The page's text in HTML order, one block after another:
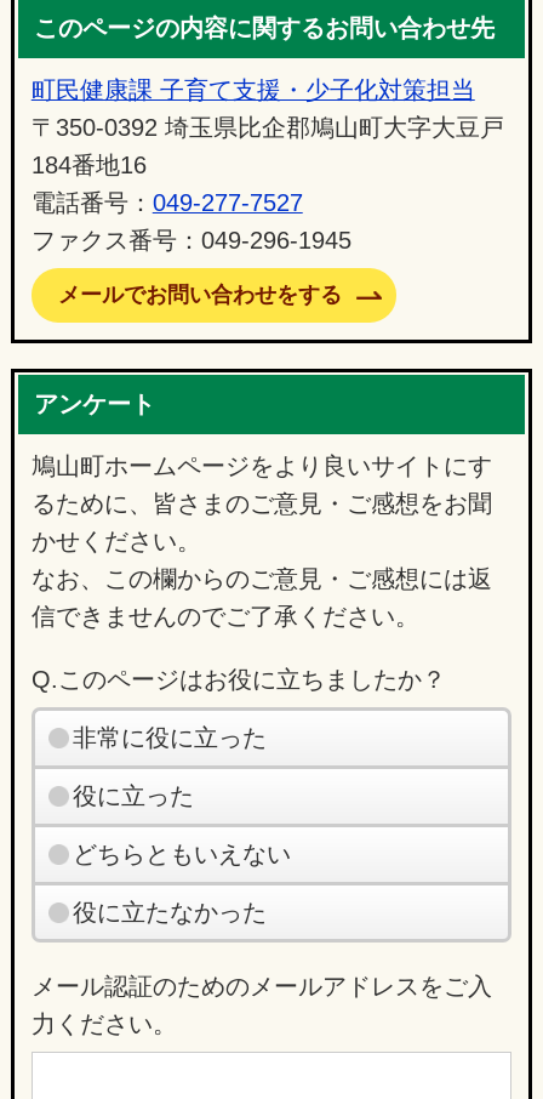
このページの内容に関するお問い合わせ先
町民健康課 子育て支援・少子化対策担当
〒350-0392 埼玉県比企郡鳩山町大字大豆戸
184番地16
電話番号： 049-277-7527
ファクス番号：049-296-1945
メールでお問い合わせをする
アンケート
鳩山町ホームページをより良いサイトにす
るために、皆さまのご意見・ご感想をお聞
かせください。
なお、この欄からのご意見・ご感想には返
信できませんのでご了承ください。
Q.このページはお役に立ちましたか？
非常に役に立った
役に立った
どちらともいえない
役に立たなかった
メール認証のためのメールアドレスをご入
力ください。